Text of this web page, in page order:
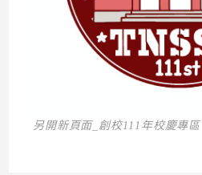
另開新頁面_創校111年校慶專區